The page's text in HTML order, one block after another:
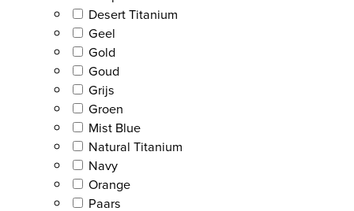
Desert Titanium
Geel
Gold
Goud
Grijs
Groen
Mist Blue
Natural Titanium
Navy
Orange
Paars